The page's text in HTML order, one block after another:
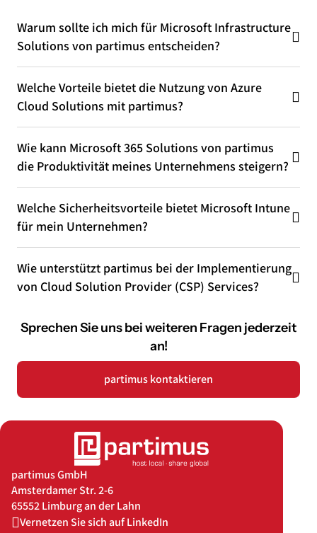
Warum sollte ich mich für Microsoft Infrastructure
Solutions von partimus entscheiden?
Welche Vorteile bietet die Nutzung von Azure
Cloud Solutions mit partimus?
Wie kann Microsoft 365 Solutions von partimus
die Produktivität meines Unternehmens steigern?
Welche Sicherheitsvorteile bietet Microsoft Intune
für mein Unternehmen?
Wie unterstützt partimus bei der Implementierung
von Cloud Solution Provider (CSP) Services?
Sprechen Sie uns bei weiteren Fragen jederzeit
an!
partimus kontaktieren
partimus GmbH
Amsterdamer Str. 2-6
65552 Limburg an der Lahn
Vernetzen Sie sich auf LinkedIn